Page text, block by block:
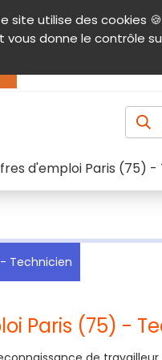
site utilise des cookies 🍪
vous donne le contrôle
Aide et accessibilité Menu
d'emploi Paris (75) -
Technicien
Paris (75) -